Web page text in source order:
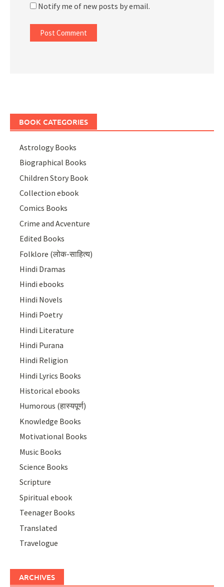
Notify me of new posts by email.
BOOK CATEGORIES
Astrology Books
Biographical Books
Children Story Book
Collection ebook
Comics Books
Crime and Acventure
Edited Books
Folklore (लोक-साहित्य)
Hindi Dramas
Hindi ebooks
Hindi Novels
Hindi Poetry
Hindi Literature
Hindi Purana
Hindi Religion
Hindi Lyrics Books
Historical ebooks
Humorous (हास्यपूर्ण)
Knowledge Books
Motivational Books
Music Books
Science Books
Scripture
Spiritual ebook
Teenager Books
Translated
Travelogue
ARCHIVES